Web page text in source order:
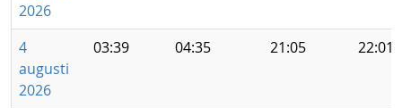
2026
4
augusti
2026
03:39 04:35 21:05 22:01